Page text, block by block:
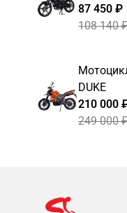
87 450 ₽
108 140
DUKE
210 000
249 000